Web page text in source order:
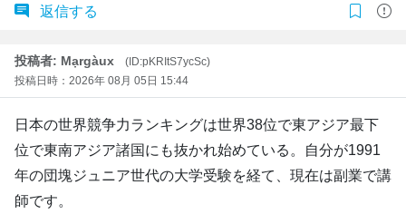
返信する
投稿者: Mạrgàux
(ID:pKRItS7ycSc)
投稿日時：2026年 08月 05日 15:44
日本の世界競争力ランキングは世界38位で東アジア最下
位で東南アジア諸国にも抜かれ始めている。自分が1991
年の団塊ジュニア世代の大学受験を経て、現在は副業で講
師です。